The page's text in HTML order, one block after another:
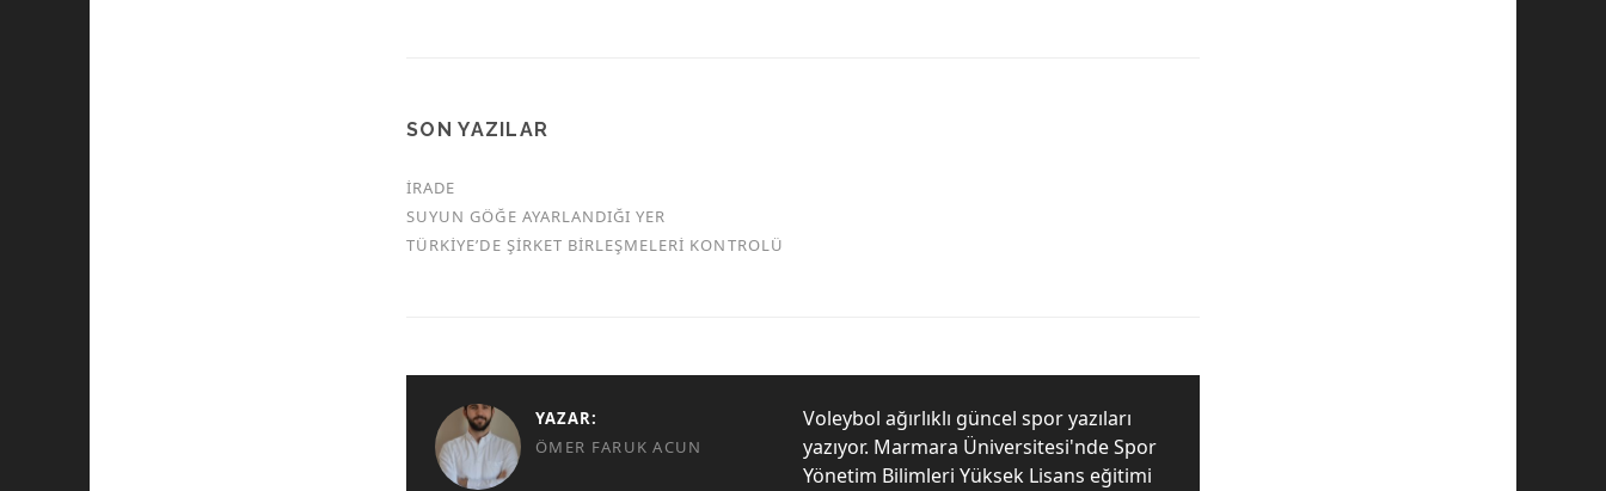
SON YAZILAR
İRADE
SUYUN GÖĞE AYARLANDIĞI YER
TÜRKİYE’DE ŞİRKET BİRLEŞMELERİ KONTROLÜ
YAZAR:
ÖMER FARUK ACUN
Voleybol ağırlıklı güncel spor yazıları
yazıyor. Marmara Üniversitesi'nde Spor
Yönetim Bilimleri Yüksek Lisans eğitimi